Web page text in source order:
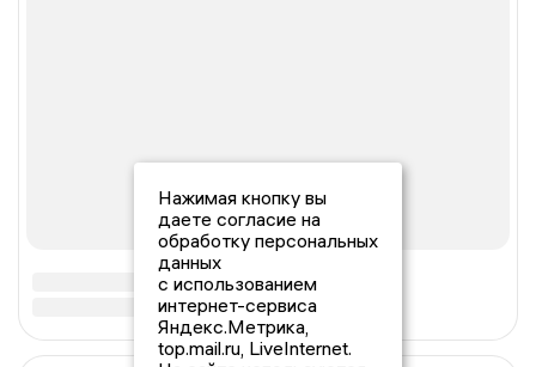
Нажимая кнопку вы
даете согласие на
обработку персональных
данных
с использованием
интернет-сервиса
Яндекс.Метрика,
top.mail.ru, LiveInternet.